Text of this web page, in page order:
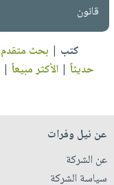
قانون
كتب | بحث متقدم
حديثاً |الأكثر مبيعاً |
عن نيل وفرات
عن الشركة
سياسة الشركة